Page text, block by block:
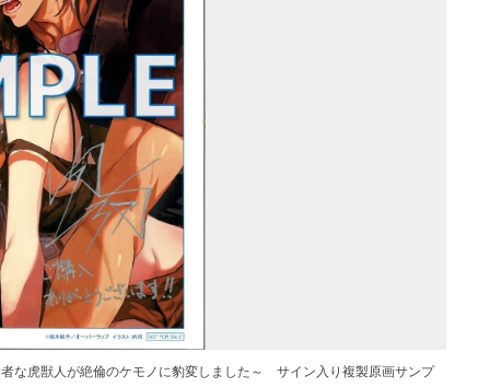
な虎獣人が絶倫のケモノに豹変しました～ サイン入り複製原画サンプ